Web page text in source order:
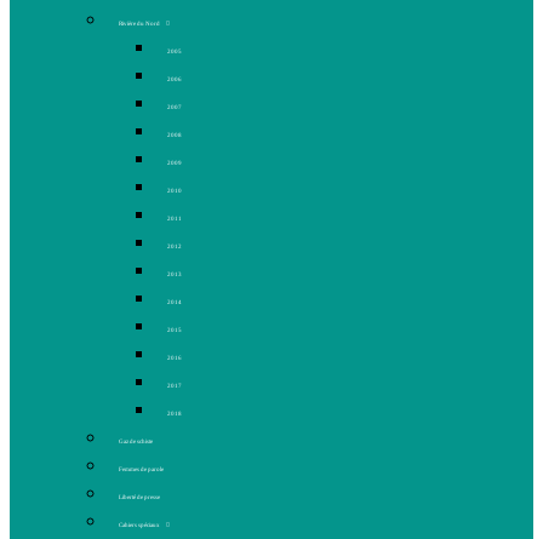
Rivière du Nord
2005
2006
2007
2008
2009
2010
2011
2012
2013
2014
2015
2016
2017
2018
Gaz de schiste
Femmes de parole
Liberté de presse
Cahiers spéciaux